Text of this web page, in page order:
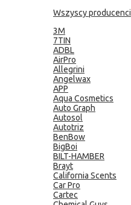
Wszyscy producenci
3M
7TIN
ADBL
AirPro
Allegrini
Angelwax
APP
Aqua Cosmetics
Auto Graph
Autosol
Autotriz
BenBow
BigBoi
BILT-HAMBER
Brayt
California Scents
Car Pro
Cartec